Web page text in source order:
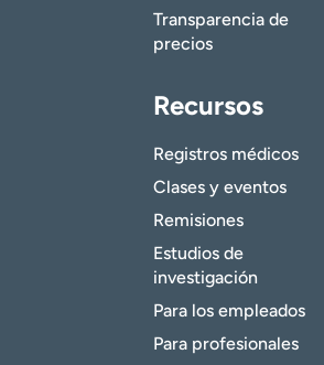
Transparencia de
precios
Recursos
Registros médicos
Clases y eventos
Remisiones
Estudios de
investigación
Para los empleados
Para profesionales